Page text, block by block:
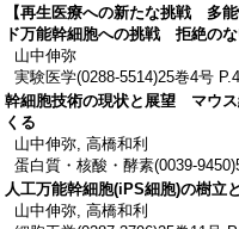
【再生医療への新たな挑戦 多
ド万能幹細胞への挑戦 拒絶の
山中伸弥
実験医学(0288-5514)25巻4号
幹細胞技術の現状と展望 マウ
くる
山中伸弥, 高橋和利
蛋白質・核酸・酵素(0039-
人工万能幹細胞(iPS細胞)の樹立
山中伸弥, 高橋和利